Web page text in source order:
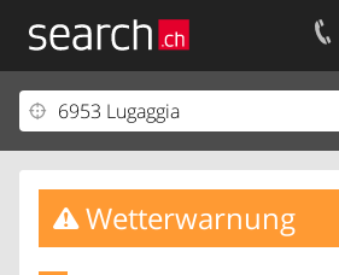
Wetterwarnung
Ihr Eintrag
Kundencenter Geschäftskunden
Impressum